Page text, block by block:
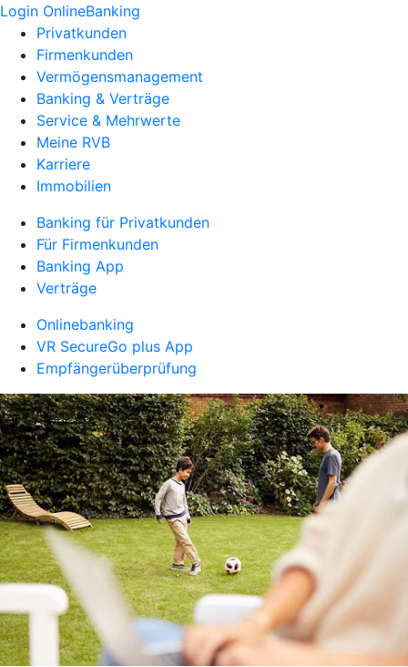
Login OnlineBanking
Privatkunden
Firmenkunden
Vermögensmanagement
Banking & Verträge
Service & Mehrwerte
Meine RVB
Karriere
Immobilien
Banking für Privatkunden
Für Firmenkunden
Banking App
Verträge
Onlinebanking
VR SecureGo plus App
Empfängerüberprüfung